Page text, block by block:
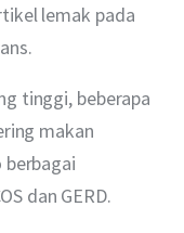
lemak pada
tinggi, beberapa
makan
dan GERD.